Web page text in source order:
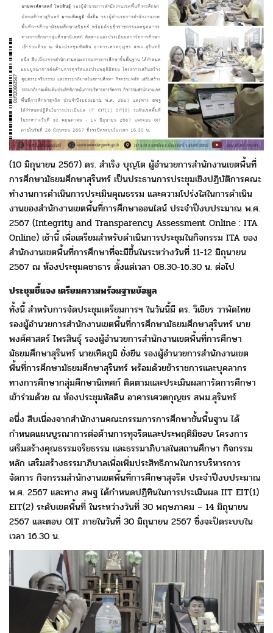
(10 มิถุนายน 2567)ดร. สำเริง บุญโต ผู้อำนวยการสำนักงานเขตพื้นที่
การศึกษามัธยมศึกษาสุรินทร์ เป็นประธานการประชุมเชิงปฏิบัติการคณะ
ทำงานการดำเนินการประเมินคุณธรรม และความโปร่งใสในการดำเนิน
งานของสำนักงานเขตพื้นที่การศึกษาออนไลน์ ประจำปีงบประมาณ พ.ศ.
2567 (Integrity and Transparency Assessment Online : ITA
Online) เช้านี้ เพื่อเตรียมสำหรับดำเนินการประชุมในกิจกรรม ITA ของ
สำนักงานเขตพื้นที่การศึกษาที่จะมีขึ้นในระหว่างวันที่ 11-12 มิถุนายน
2567 ณ ห้องประชุมคชาธาร ตั้งแต่เวลา 08.30-16.30 น. ต่อไป
ประชุมชี้แจง เตรียมความพร้อมฐานข้อมูล
ทั้งนี้ สำหรับการจัดประชุมเตรียมการฯ ในวันนี้มีดร. วิเชียร วาพัดไทย
รองผู้อำนวยการสำนักงานเขตพื้นที่การศึกษามัธยมศึกษาสุรินทร์ นาย
พงศ์ศาสตร์ ไพรสินธุ์ รองผู้อำนวยการสำนักงานเขตพื้นที่การศึกษา
มัธยมศึกษาสุรินทร์ นายเทิดภูมิ ยั่งยืน รองผู้อำนวยการสำนักงานเขต
พื้นที่การศึกษามัธยมศึกษาสุรินทร์ พร้อมด้วยข้าราชการและบุคลากร
ทางการศึกษากลุ่มศึกษานิเทศก์ ติดตามและประเมินผลการัดการศึกษา
เข้าร่วมด้วย ณ ห้องประชุมหัสดิน อาคารเศวตกุญชร สพม.สุรินทร์
อนึ่ง สืบเนื่องจากสำนักงานคณะกรรมการการศึกษาขั้นพื้นฐาน ได้
กำหนดแผนบูรณาการต่อต้านการทุจริตและประพฤติมิชอบ โครงการ
เสริมสร้างคุณธรรมจริยธรรม และธรรมาภิบาลในสถานศึกษา กิจกรรม
หลัก เสริมสร้างธรรมาภิบาลเพื่อเพิ่มประสิทธิภาพในการบริหารการ
จัดการ กิจกรรมสำนักงานเขตพื้นที่การศึกษาสุจริต ประจำปีงบประมาณ
พ.ศ. 2567 และทาง สพฐ ได้กำหนดปฏิทินในการประเมินผล IIT EIT(1)
EIT(2) ระดับเขตพื้นที่ ในระหว่างวันที่ 30 พฤษภาคม – 14 มิถุนายน
2567 และตอบ OIT ภายในวันที่ 30 มิถุนายน 2567 ซึ่งจะปิดระบบใน
เวลา 16.30 น.